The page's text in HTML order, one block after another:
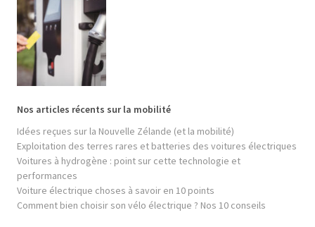
Nos articles récents sur la mobilité
Idées reçues sur la Nouvelle Zélande (et la mobilité)
Exploitation des terres rares et batteries des voitures électriques
Voitures à hydrogène : point sur cette technologie et
performances
Voiture électrique choses à savoir en 10 points
Comment bien choisir son vélo électrique ? Nos 10 conseils